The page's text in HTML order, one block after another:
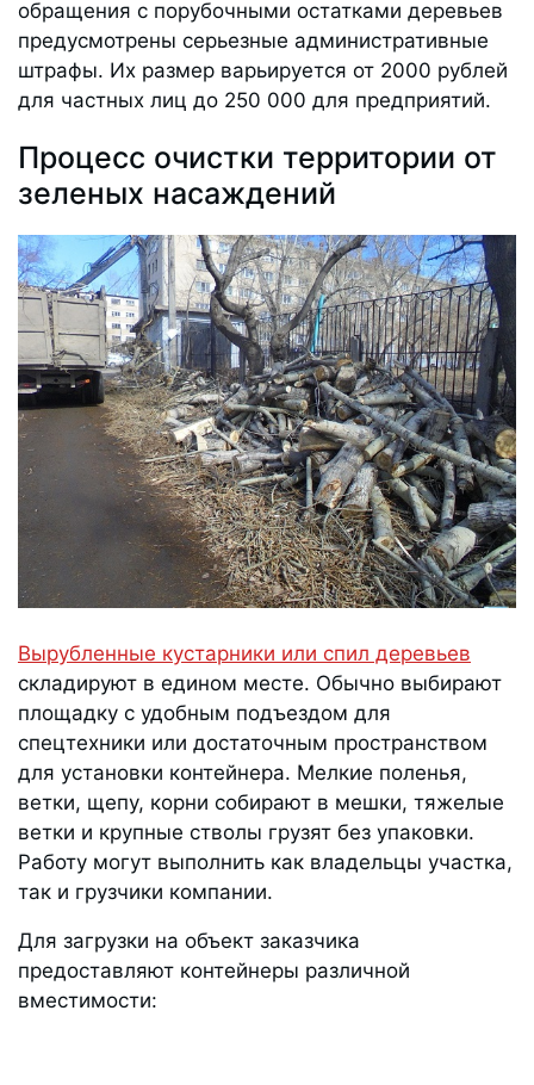
обращения с порубочными остатками деревьев
предусмотрены серьезные административные
штрафы. Их размер варьируется от 2000 рублей
для частных лиц до 250 000 для предприятий.
Процесс очистки территории от
зеленых насаждений
Вырубленные кустарники или спил деревьев
складируют в едином месте. Обычно выбирают
площадку с удобным подъездом для
спецтехники или достаточным пространством
для установки контейнера. Мелкие поленья,
ветки, щепу, корни собирают в мешки, тяжелые
ветки и крупные стволы грузят без упаковки.
Работу могут выполнить как владельцы участка,
так и грузчики компании.
Для загрузки на объект заказчика
предоставляют контейнеры различной
вместимости: